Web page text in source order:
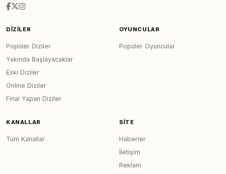
DIZILER
Popüler Diziler
Yakında Başlayacaklar
Eski Diziler
Online Diziler
Final Yapan Diziler
OYUNCULAR
Popüler Oyuncular
KANALLAR
Tüm Kanallar
SITE
Haberler
İletişim
Reklam